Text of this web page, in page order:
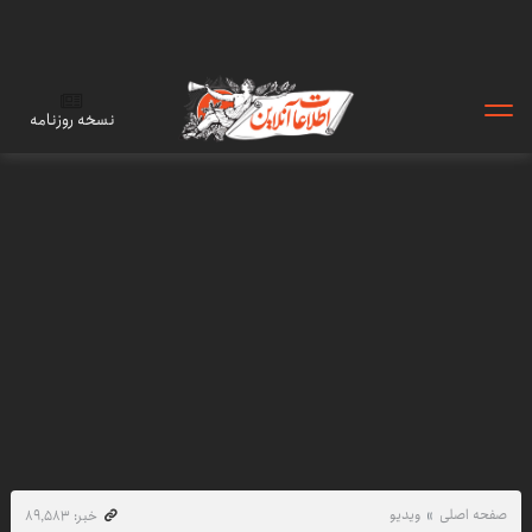
نسخه روزنامه
صفحه اصلی ویدیو خبر: ۸۹٬۵۸۳